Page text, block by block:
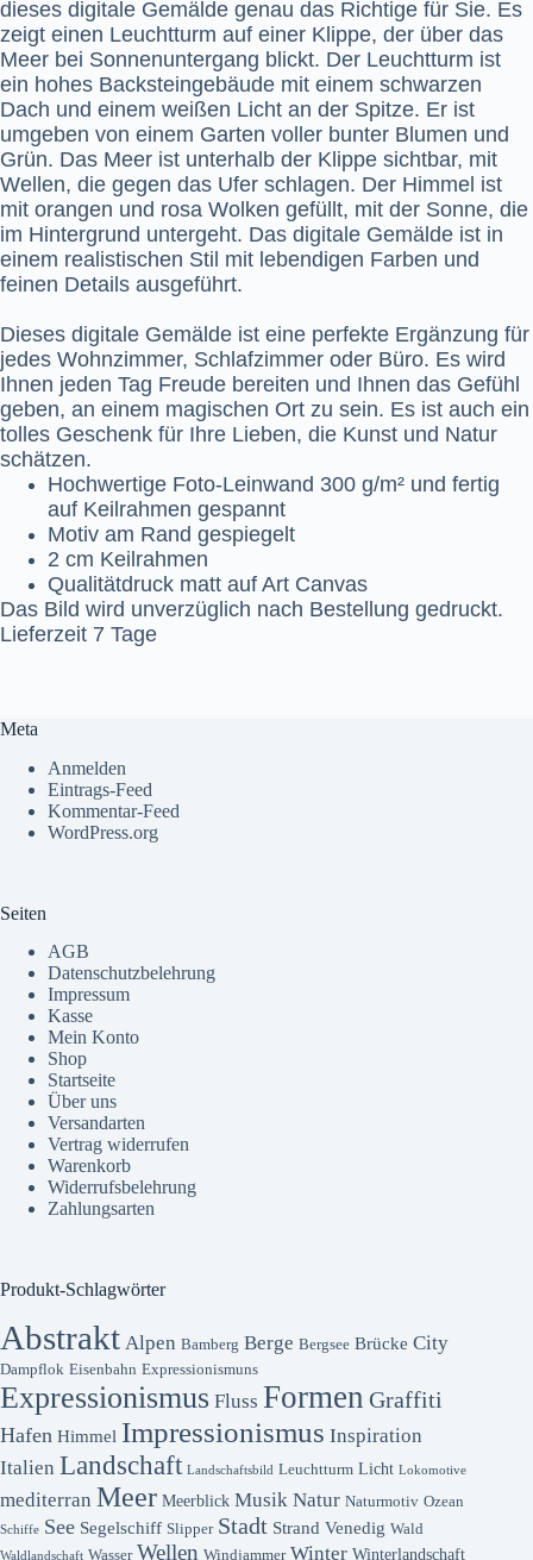
dieses digitale Gemälde genau das Richtige für Sie. Es
zeigt einen Leuchtturm auf einer Klippe, der über das
Meer bei Sonnenuntergang blickt. Der Leuchtturm ist
ein hohes Backsteingebäude mit einem schwarzen
Dach und einem weißen Licht an der Spitze. Er ist
umgeben von einem Garten voller bunter Blumen und
Grün. Das Meer ist unterhalb der Klippe sichtbar, mit
Wellen, die gegen das Ufer schlagen. Der Himmel ist
mit orangen und rosa Wolken gefüllt, mit der Sonne, die
im Hintergrund untergeht. Das digitale Gemälde ist in
einem realistischen Stil mit lebendigen Farben und
feinen Details ausgeführt.
Dieses digitale Gemälde ist eine perfekte Ergänzung für
jedes Wohnzimmer, Schlafzimmer oder Büro. Es wird
Ihnen jeden Tag Freude bereiten und Ihnen das Gefühl
geben, an einem magischen Ort zu sein. Es ist auch ein
tolles Geschenk für Ihre Lieben, die Kunst und Natur
schätzen.
Hochwertige Foto-Leinwand 300 g/m² und fertig
auf Keilrahmen gespannt
Motiv am Rand gespiegelt
2 cm Keilrahmen
Qualitätdruck matt auf Art Canvas
Das Bild wird unverzüglich nach Bestellung gedruckt.
Lieferzeit 7 Tage
Meta
Anmelden
Eintrags-Feed
Kommentar-Feed
WordPress.org
Seiten
AGB
Datenschutzbelehrung
Impressum
Kasse
Mein Konto
Shop
Startseite
Über uns
Versandarten
Vertrag widerrufen
Warenkorb
Widerrufsbelehrung
Zahlungsarten
Produkt-Schlagwörter
Abstrakt Alpen Bamberg Berge Bergsee Brücke City
Dampflok Eisenbahn Expressionismuns
Expressionismus Fluss Formen Graffiti
Hafen Himmel Impressionismus Inspiration
Italien Landschaft Landschaftsbild Leuchtturm Licht Lokomotive
mediterran Meer Meerblick Musik Natur Naturmotiv Ozean
Schiffe See Segelschiff Slipper Stadt Strand Venedig Wald
Waldlandschaft Wasser Wellen Windjammer Winter Winterlandschaft